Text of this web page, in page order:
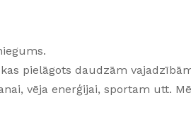
pielāgots daudzām
vēja enerģijai, sportam utt.